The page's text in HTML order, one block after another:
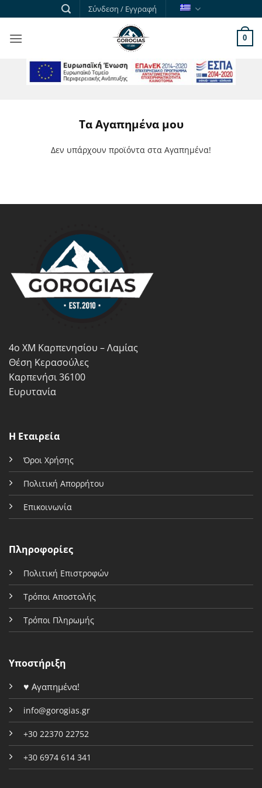
to
content
Σύνδεση / Εγγραφή
0
Τα Αγαπημένα μου
Δεν υπάρχουν προϊόντα στα Αγαπημένα!
4ο ΧΜ Καρπενησίου – Λαμίας
Θέση Κερασούλες
Καρπενήσι 36100
Ευρυτανία
Η Εταιρεία
Όροι Χρήσης
Πολιτική Απορρήτου
Επικοινωνία
Πληροφορίες
Πολιτική Επιστροφών
Τρόποι Αποστολής
Τρόποι Πληρωμής
Υποστήριξη
♥ Αγαπημένα!
info@gorogias.gr
+30 22370 22752
+30 6974 614 341